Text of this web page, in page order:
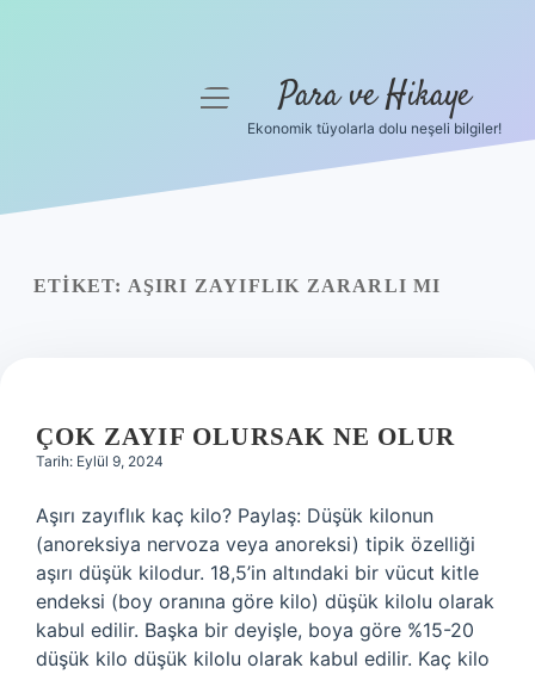
Yasal Uyarı
menüyü
Para ve Hikaye
Ekonomik tüyolarla dolu neşeli bilgiler!
ETIKET: AŞIRI ZAYIFLIK ZARARLI MI
ÇOK ZAYIF OLURSAK NE OLUR
Tarih: Eylül 9, 2024
Aşırı zayıflık kaç kilo? Paylaş: Düşük kilonun
(anoreksiya nervoza veya anoreksi) tipik özelliği
aşırı düşük kilodur. 18,5’in altındaki bir vücut kitle
endeksi (boy oranına göre kilo) düşük kilolu olarak
kabul edilir. Başka bir deyişle, boya göre %15-20
düşük kilo düşük kilolu olarak kabul edilir. Kaç kilo